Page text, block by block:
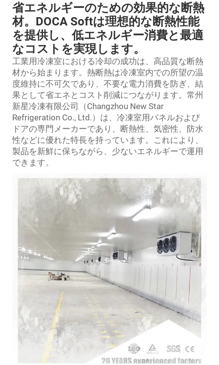
省エネルギーのための効果的な断熱
材。DOCA Softは理想的な断熱性能
を提供し、低エネルギー消費と最適
なコストを実現します。
工業用冷凍室における冷却の成功は、高品質な断熱
材から始まります。熱断熱は冷凍室内での所望の温
度維持に不可欠であり、不要な電力消費を防ぎ、結
果として省エネとコスト削減につながります。常州
新星冷凍有限公司（Changzhou New Star
Refrigeration Co., Ltd.）は、冷凍室用パネルおよび
ドアの専門メーカーであり、断熱性、気密性、防水
性などに優れた特長を持っています。これにより、
製品を新鮮に保ちながら、少ないエネルギーで運用
できます。